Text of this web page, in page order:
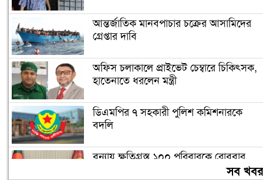
আন্তর্জাতিক মানবপাচার চক্রের আসামিদের
গ্রেপ্তার দাবি
অফিস চলাকালে প্রাইভেট চেম্বারে চিকিৎসক,
হাতেনাতে ধরলেন মন্ত্রী
ডিএমপির ৭ সহকারী পুলিশ কমিশনারকে
বদলি
বন্যায় ক্ষতিগ্রস্ত ১০০ পরিবারকে রোববার
সব